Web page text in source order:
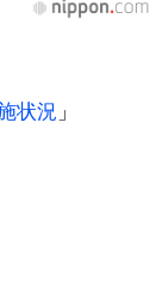
状況 」